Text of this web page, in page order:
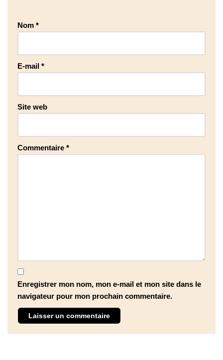
Nom *
E-mail *
Site web
Commentaire *
Enregistrer mon nom, mon e-mail et mon site dans le
navigateur pour mon prochain commentaire.